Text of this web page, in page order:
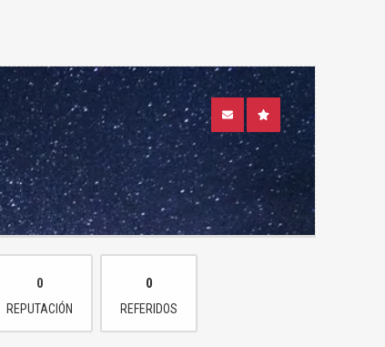
0
REPUTACIÓN
0
REFERIDOS